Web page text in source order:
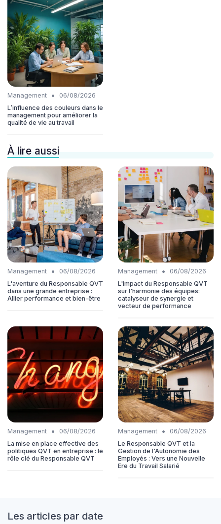
Management •
06/08/2026
L’influence des couleurs dans le
management pour améliorer la
qualité de vie au travail
À lire aussi
Management •
06/08/2026
L'aventure du Responsable QVT
dans une grande entreprise :
Allier performance et bien-être
Management •
06/08/2026
L'impact du Responsable QVT
sur l'harmonie des équipes:
catalyseur de synergie et
vecteur de performance
Management •
06/08/2026
La mise en place effective des
politiques QVT en entreprise : le
rôle clé du Responsable QVT
Management •
06/08/2026
Le Responsable QVT et la
Gestion de l'Autonomie des
Employés : Vers une Nouvelle
Ere du Travail Salarié
Les articles par date